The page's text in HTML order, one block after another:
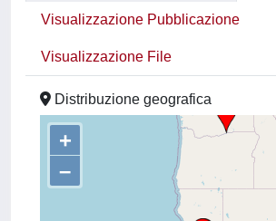
Visualizzazione Pubblicazione
Visualizzazione File
Distribuzione geografica
+
–